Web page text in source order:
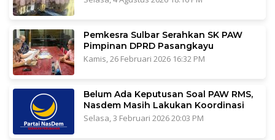
Pemkesra Sulbar Serahkan SK PAW
Pimpinan DPRD Pasangkayu
Kamis, 26 Februari 2026 16:32 PM
Belum Ada Keputusan Soal PAW RMS,
Nasdem Masih Lakukan Koordinasi
Selasa, 3 Februari 2026 20:03 PM